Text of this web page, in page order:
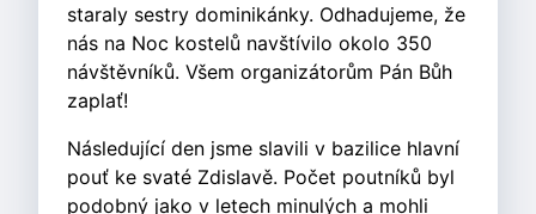
staraly sestry dominikánky. Odhadujeme, že
nás na Noc kostelů navštívilo okolo 350
návštěvníků. Všem organizátorům Pán Bůh
zaplať!
Následující den jsme slavili v bazilice hlavní
pouť ke svaté Zdislavě. Počet poutníků byl
podobný jako v letech minulých a mohli